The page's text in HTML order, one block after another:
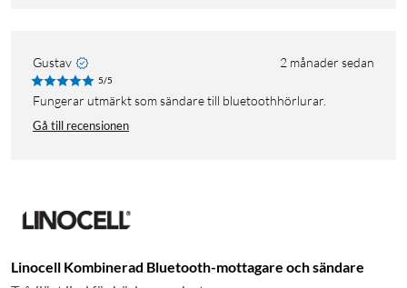
Gustav 2 månader sedan
5/5
Fungerar utmärkt som sändare till bluetoothhörlurar.
Gå till recensionen
Linocell Kombinerad Bluetooth-mottagare och sändare